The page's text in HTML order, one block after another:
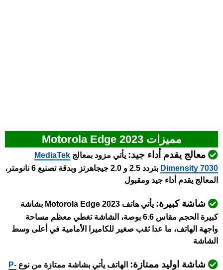
مميزات Motorola Edge 2023
معالج يقدم أداء جيد: يأتي مزود بمعالج MediaTek
Dimensity 7030
بتردد 2.5 و 2.0 جيجاهرتز وبدقة تصنيع 6 نانومتر،
المعالج يقدم أداء جيد ومقبول
شاشة كبيرة:
يأتي هاتف Motorola Edge 2023 بشاشة
كبيرة الحجم مقاس 6.6 بوصة، الشاشة تغطي معظم مساحة
واجهة الهاتف، ما عدا ثقب صغير للكاميرا الأمامية في أعلى وسط
الشاشة
شاشة اوليد ممتازة: الهاتف يأتي بشاشة ممتازة من نوع P-